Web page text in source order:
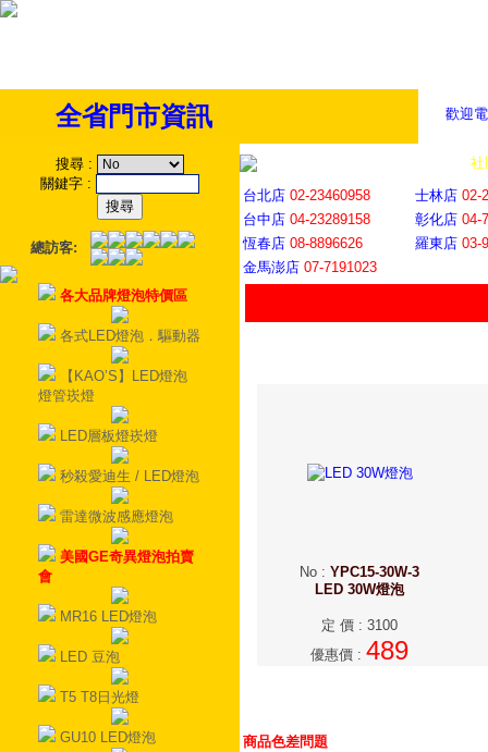
歡迎
全省門市資訊
搜尋 :
關鍵字 :
總訪客:
各大品牌燈泡特價區
各式LED燈泡．驅動器
【KAO’S】LED燈泡
燈管崁燈
LED層板燈崁燈
秒殺愛迪生 / LED燈泡
雷達微波感應燈泡
美國GE奇異燈泡拍賣
會
MR16 LED燈泡
LED 豆泡
T5 T8日光燈
GU10 LED燈泡
社
台北店 02-23460958 士林店 02-
台中店 04-23289158 彰化店 04-
恆春店 08-8896626 羅東店 03-
金馬澎店 07-7191023
No : YPC15-30W-3
LED 30W燈泡
定 價 : 3100
優惠價 : 489
商品色差問題